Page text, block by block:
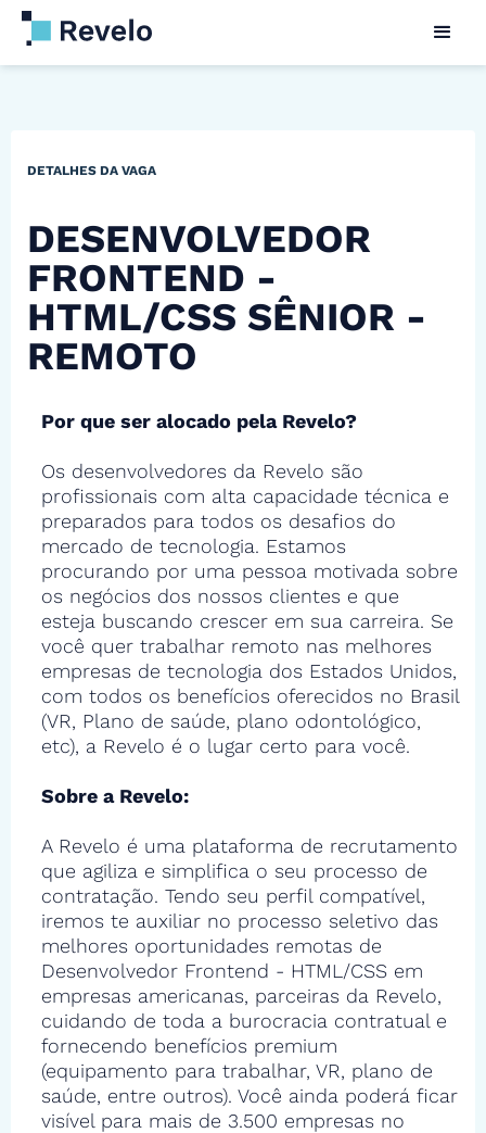
DETALHES DA VAGA
DESENVOLVEDOR
FRONTEND -
HTML/CSS SÊNIOR -
REMOTO
Por que ser alocado pela Revelo?
Os desenvolvedores da Revelo são
profissionais com alta capacidade técnica e
preparados para todos os desafios do
mercado de tecnologia. Estamos
procurando por uma pessoa motivada sobre
os negócios dos nossos clientes e que
esteja buscando crescer em sua carreira. Se
você quer trabalhar remoto nas melhores
empresas de tecnologia dos Estados Unidos,
com todos os benefícios oferecidos no Brasil
(VR, Plano de saúde, plano odontológico,
etc), a Revelo é o lugar certo para você.
Sobre a Revelo:
A Revelo é uma plataforma de recrutamento
que agiliza e simplifica o seu processo de
contratação. Tendo seu perfil compatível,
iremos te auxiliar no processo seletivo das
melhores oportunidades remotas de
Desenvolvedor Frontend - HTML/CSS em
empresas americanas, parceiras da Revelo,
cuidando de toda a burocracia contratual e
fornecendo benefícios premium
(equipamento para trabalhar, VR, plano de
saúde, entre outros). Você ainda poderá ficar
visível para mais de 3.500 empresas no